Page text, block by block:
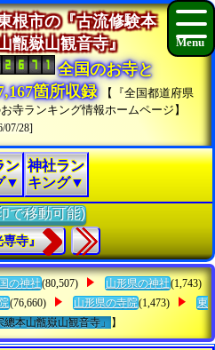
根市の『古流修験本
甑嶽山観音寺』
全国のお寺と
箇所収録
【『全国都道府県
寺ランキング情報ホームページ】
07/28]
ン
▼
神社ラン
キング▼
で移動可能)
専寺』
の神社(80,507) 山形県の神社(1,743)
(76,660) 山形県の寺院(1,473)
東
總本山甑嶽山観音寺」 】